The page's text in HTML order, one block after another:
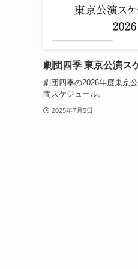
劇団四季 東京公演ス
劇団四季の2026年度東京
間スケジュール。
2025年7月5日